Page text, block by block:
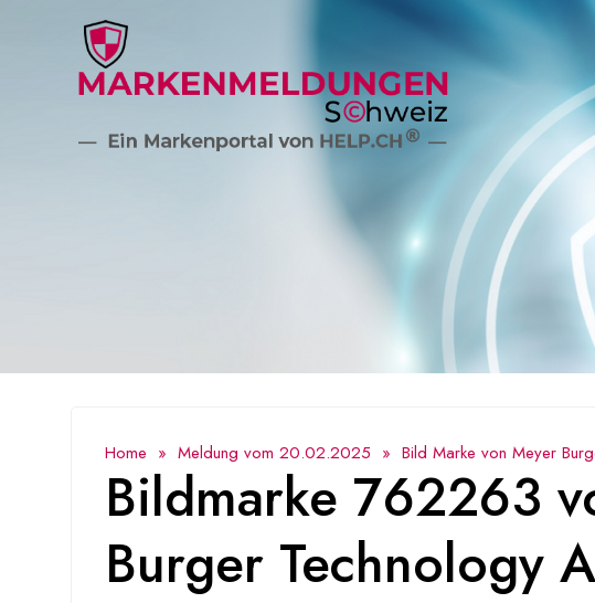
Home » Meldung vom 20.02.2025 » Bild Marke von Meyer
Bildmarke 762263
Burger Technology